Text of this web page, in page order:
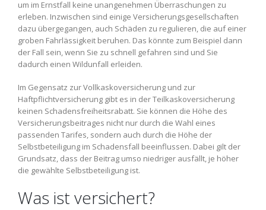
um im Ernstfall keine unangenehmen Überraschungen zu
erleben. Inzwischen sind einige Versicherungsgesellschaften
dazu übergegangen, auch Schäden zu regulieren, die auf einer
groben Fahrlässigkeit beruhen. Das könnte zum Beispiel dann
der Fall sein, wenn Sie zu schnell gefahren sind und Sie
dadurch einen Wildunfall erleiden.
Im Gegensatz zur Vollkaskoversicherung und zur
Haftpflichtversicherung gibt es in der Teilkaskoversicherung
keinen Schadensfreiheitsrabatt. Sie können die Höhe des
Versicherungsbeitrages nicht nur durch die Wahl eines
passenden Tarifes, sondern auch durch die Höhe der
Selbstbeteiligung im Schadensfall beeinflussen. Dabei gilt der
Grundsatz, dass der Beitrag umso niedriger ausfällt, je höher
die gewählte Selbstbeteiligung ist.
Was ist versichert?